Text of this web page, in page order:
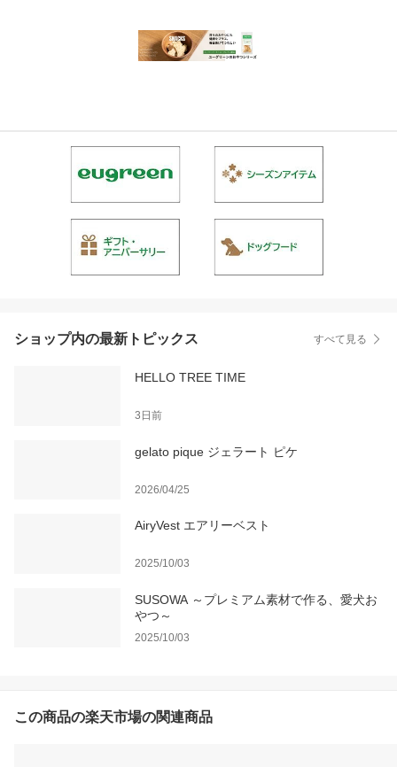
ショップ内の最新トピックス すべて見る
HELLO TREE TIME
3日前
gelato pique ジェラート ピケ
2026/04/25
AiryVest エアリーベスト
2025/10/03
SUSOWA ～プレミアム素材で作る、愛犬お
やつ～
2025/10/03
この商品の楽天市場の関連商品